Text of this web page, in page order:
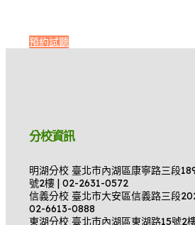
預約試聽
分校資訊
明湖分校 臺北市內湖區康寧路三段
號2樓 | 02-2631-0572
信義分校 臺北市大安區信義路三段
02-6613-0888
東湖分校 臺北市內湖區東湖路15號2